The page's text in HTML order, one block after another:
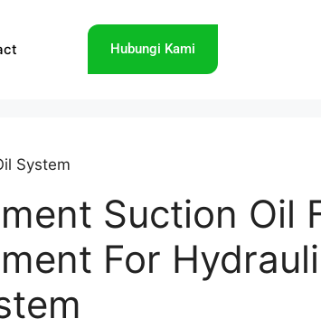
Hubungi Kami
System
Suction Oil
For